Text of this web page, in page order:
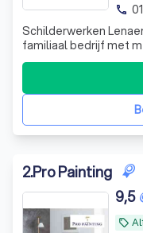
Schilderwerken
familiaal bedrijf met
hebben voor details
passie voor het vak.
en net afgeleverd. Strakke lijnen, een prachtig behang
en/of afgelakte
phone
2.Pro Painting
local_offer
9,5